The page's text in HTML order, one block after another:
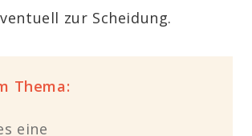
zur Scheidung.
Thema:
eine